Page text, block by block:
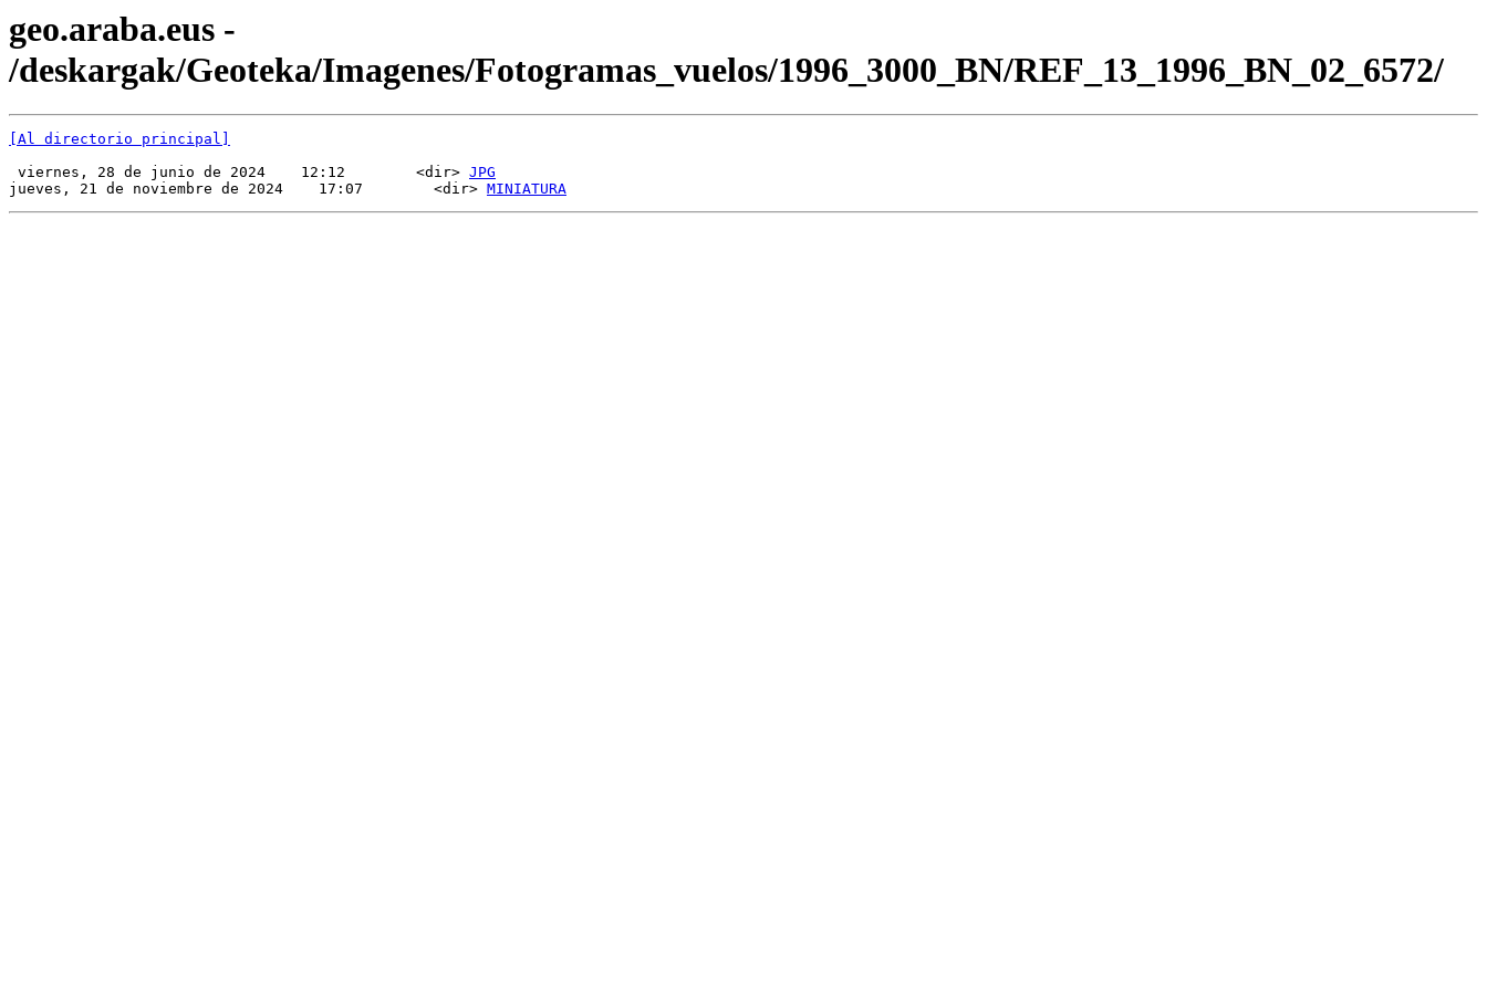
geo.araba.eus -
/deskargak/Geoteka/Imagenes/Fotogramas_vuelos/1996_3000_BN/REF_13_1996_BN_02_6572/
[Al directorio principal]
viernes, 28 de junio de 2024    12:12        <dir> JPG
jueves, 21 de noviembre de 2024    17:07        <dir> MINIATURA